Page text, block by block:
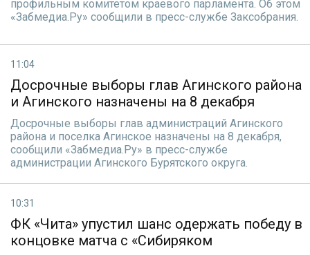
профильным комитетом краевого парламента. Об этом
«Забмедиа.Ру» сообщили в пресс-службе Заксобрания.
11:04
Досрочные выборы глав Агинского района
и Агинского назначены на 8 декабря
Досрочные выборы глав администраций Агинского
района и поселка Агинское назначены на 8 декабря,
сообщили «Забмедиа.Ру» в пресс-службе
администрации Агинского Бурятского округа.
10:31
ФК «Чита» упустил шанс одержать победу в
концовке матча с «Сибиряком